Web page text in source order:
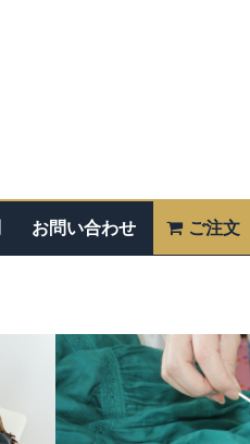
お問い合わせ ご注文